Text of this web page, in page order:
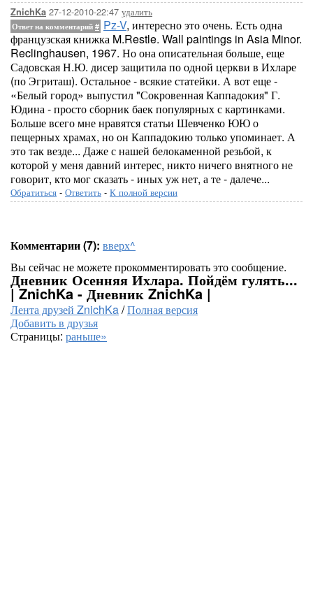
ZnichKa 27-12-2010-22:47 удалить
Ответ на комментарий # Pz-V, интересно это очень. Есть одна
французская книжка M.Restle. Wall paintings in Asia Minor.
Reclinghausen, 1967. Но она описательная больше, еще
Садовская Н.Ю. дисер защитила по одной церкви в Ихларе
(по Эгриташ). Остальное - всякие статейки. А вот еще -
«Белый город» выпустил "Сокровенная Каппадокия" Г.
Юдина - просто сборник баек популярных с картинками.
Больше всего мне нравятся статьи Шевченко ЮЮ о
пещерных храмах, но он Каппадокию только упоминает. А
это так везде... Даже с нашей белокаменной резьбой, к
которой у меня давний интерес, никто ничего внятного не
говорит, кто мог сказать - иных уж нет, а те - далече...
Обратиться - Ответить - К полной версии
Комментарии (7): вверх^
Вы сейчас не можете прокомментировать это сообщение.
Дневник Осенняя Ихлара. Пойдём гулять...
| ZnichKa - Дневник ZnichKa |
Лента друзей ZnichKa/Полная версия
Добавить в друзья
Страницы: раньше»